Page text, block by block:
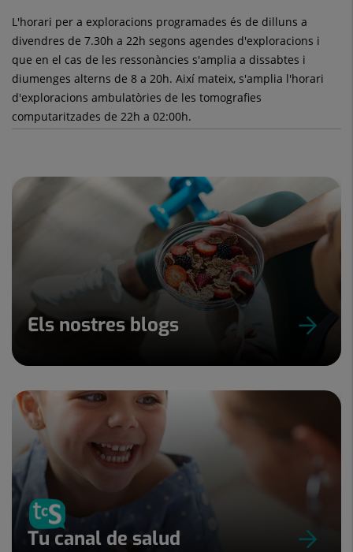
L'horari per a exploracions programades és de dilluns a
divendres de 7.30h a 22h segons agendes d'exploracions i
que en el cas de les ressonàncies s'amplia a dissabtes i
diumenges alterns de 8 a 20h. Així mateix, s'amplia l'horari
d'exploracions ambulatòries de les tomografies
computaritzades de 22h a 02:00h.
Els nostres blogs
Tu canal de salud